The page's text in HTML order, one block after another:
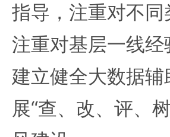
指导，注重对不
注重对基层一线
建立健全大数据
展“查、改、评、